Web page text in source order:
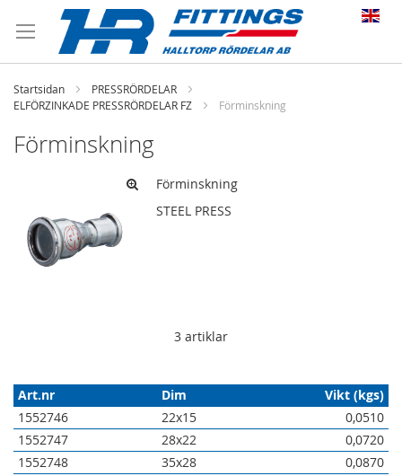
Startsidan
PRESSRÖRDELAR
ELFÖRZINKADE PRESSRÖRDELAR FZ
Förminskning
Förminskning
Förminskning
STEEL PRESS
3 artiklar
Art.nr Dim
Vikt (kgs)
1552746
22x15
0,0510
1552747
28x22
0,0720
1552748
35x28 0,0870